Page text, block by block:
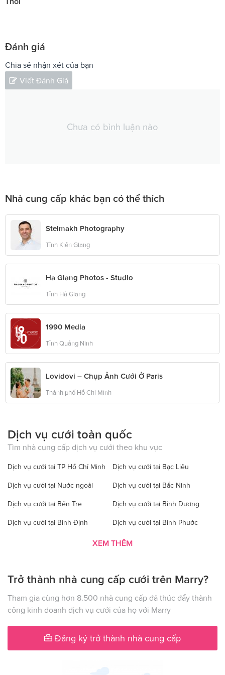
Đánh giá
Chia sẻ nhận xét của bạn
Viết Đánh Giá
Chưa có bình luận nào
Nhà cung cấp khác bạn có thể thích
Stelmakh Photography
Tỉnh Kiên Giang
Ha Giang Photos - Studio
Tỉnh Hà Giang
1990 Media
Tỉnh Quảng Ninh
Lovidovi – Chụp Ảnh Cưới Ở Paris
Thành phố Hồ Chí Minh
Dịch vụ cưới toàn quốc
Tìm nhà cung cấp dịch vụ cưới theo khu vực
Dịch vụ cưới tại TP Hồ Chí Minh Dịch vụ cưới tại Bạc Liêu
Dịch vụ cưới tại Nước ngoài Dịch vụ cưới tại Bắc Ninh
Dịch vụ cưới tại Bến Tre Dịch vụ cưới tại Bình Dương
Dịch vụ cưới tại Bình Định Dịch vụ cưới tại Bình Phước
Dịch vụ cưới tại Bình Thuận Dịch vụ cưới tại Cà Mau
Dịch vụ cưới tại Hà Nội Dịch vụ cưới tại Đăk Nông
Dịch vụ cưới tại Điện Biên Dịch vụ cưới tại Đồng Nai
Dịch vụ cưới tại Đồng Tháp Dịch vụ cưới tại Gia Lai
Dịch vụ cưới tại Hà Giang Dịch vụ cưới tại Hà Nam
Dịch vụ cưới tại Hà Tây Dịch vụ cưới tại Hà Tĩnh
XEM THÊM
Trở thành nhà cung cấp cưới trên Marry?
Tham gia cùng hơn 8.500 nhà cung cấp đã thúc đẩy thành
công kinh doanh dịch vụ cưới của họ với Marry
Đăng ký trở thành nhà cung cấp